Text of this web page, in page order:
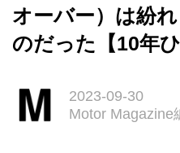
オーバー）は紛
のだった【10年
2023-09-30
Motor Magazine